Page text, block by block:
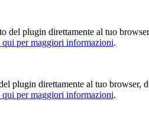
plugin direttamente al tuo
qui per maggiori informazioni.
direttamente al tuo browser,
qui per maggiori informazioni.